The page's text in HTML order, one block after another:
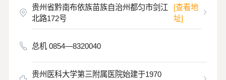
贵州省黔南布依族苗族自治州都匀市剑江
北路172号
[查看地
址]
总机 0854—8320040
贵州医科大学第三附属医院始建于1970